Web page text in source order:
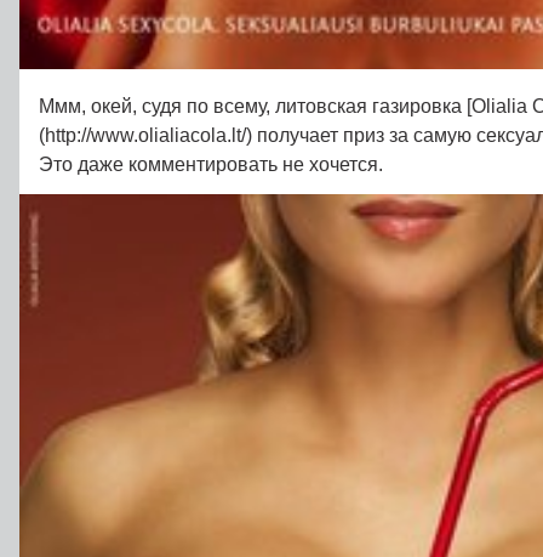
Ммм, окей, судя по всему, литовская газировка [Olialia
(http://www.olialiacola.lt/) получает приз за самую
Это даже комментировать не хочется.